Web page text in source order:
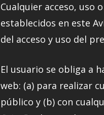
Cualquier acceso, uso
establecidos en este
del acceso y uso del
El usuario se obliga a
web: (a) para realizar
público y (b) con